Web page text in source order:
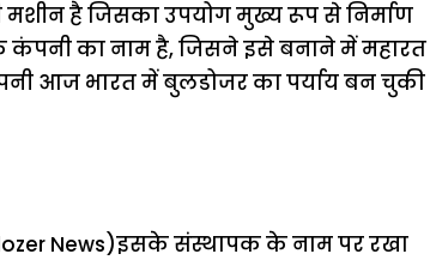
है जिसका उपयोग मुख्य रूप से निर्माण
का नाम है, जिसने इसे बनाने में महारत
आज भारत में बुलडोजर का पर्याय बन चुकी
News)इसके संस्थापक के नाम पर रखा